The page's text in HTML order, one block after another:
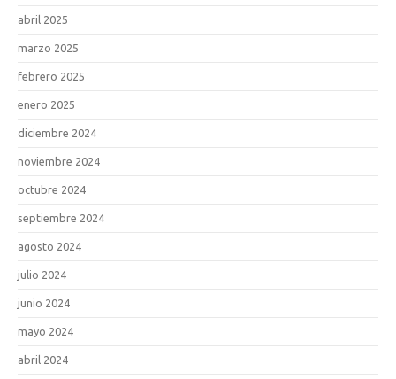
abril 2025
marzo 2025
febrero 2025
enero 2025
diciembre 2024
noviembre 2024
octubre 2024
septiembre 2024
agosto 2024
julio 2024
junio 2024
mayo 2024
abril 2024